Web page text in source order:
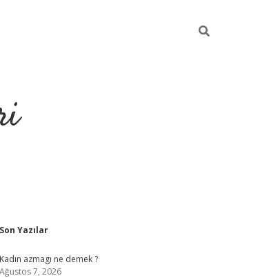
Sidebar
Son Yazılar
Kadın azmagı ne demek ?
Ağustos 7, 2026